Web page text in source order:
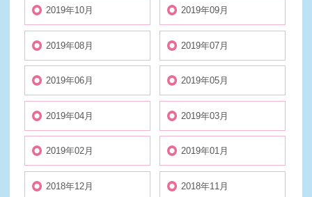
2019年10月 2019年09月
2019年08月 2019年07月
2019年06月 2019年05月
2019年04月 2019年03月
2019年02月 2019年01月
2018年12月 2018年11月